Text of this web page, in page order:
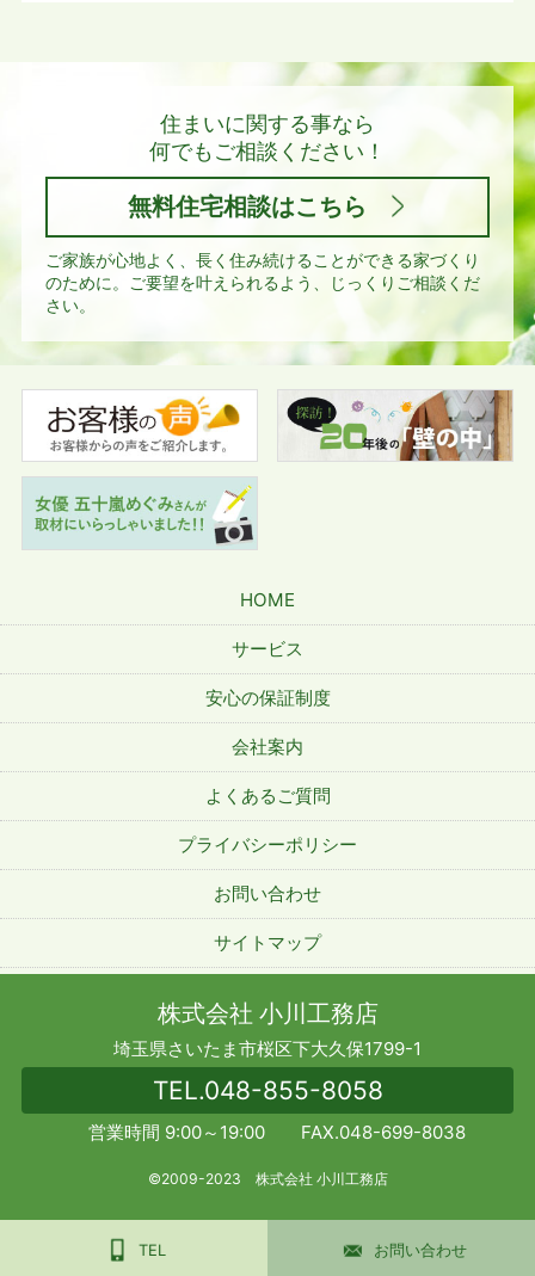
住まいに関する事なら
何でもご相談ください！
無料住宅相談はこちら
ご家族が心地よく、長く住み続けることができる家づくり
のために。
ご要望を叶えられるよう、じっくりご相談くだ
さい。
HOME
サービス
安心の保証制度
会社案内
よくあるご質問
プライバシーポリシー
お問い合わせ
サイトマップ
株式会社 小川工務店
埼玉県さいたま市桜区下大久保1799-1
TEL.048-855-8058
営業時間 9:00～19:00 FAX.048-699-8038
©2009-2023 株式会社 小川工務店
TEL お問い合わせ